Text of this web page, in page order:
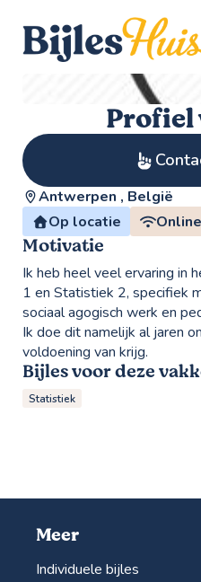
Profiel
Antwerpen , België
Op locatie
Online
Motivatie
Ik heb heel veel ervaring in
1 en Statistiek 2, specifiek
sociaal agogisch werk en
Ik doe dit namelijk al jaren
voldoening van krijg.
Bijles voor deze
Statistiek
Meer
Individuele bijles